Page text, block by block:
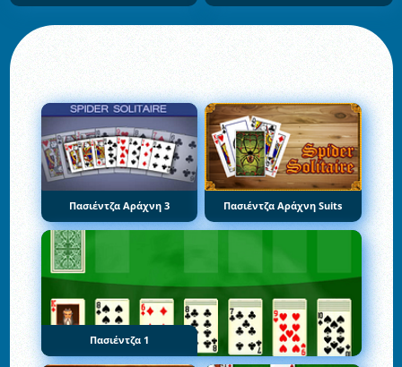
Πασιέντζα Αράχνη 3 Πασιέντζα Αράχνη Suits
Πασιέντζα 1